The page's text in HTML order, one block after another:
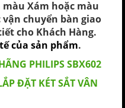
màu Xám hoặc màu
chuyển bàn giao
cho Khách Hàng.
của sản phẩm.
PHILIPS SBX602
ĐẶT KÉT SẮT VÂN